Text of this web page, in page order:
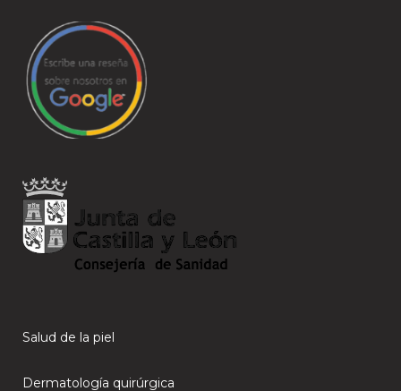
Salud de la piel
Dermatología quirúrgica